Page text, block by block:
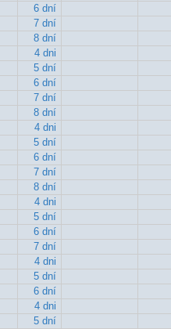
6 dní
7 dní
8 dní
4 dni
5 dní
6 dní
7 dní
8 dní
4 dni
5 dní
6 dní
7 dní
8 dní
4 dni
5 dní
6 dní
7 dní
4 dni
5 dní
6 dní
4 dni
5 dní